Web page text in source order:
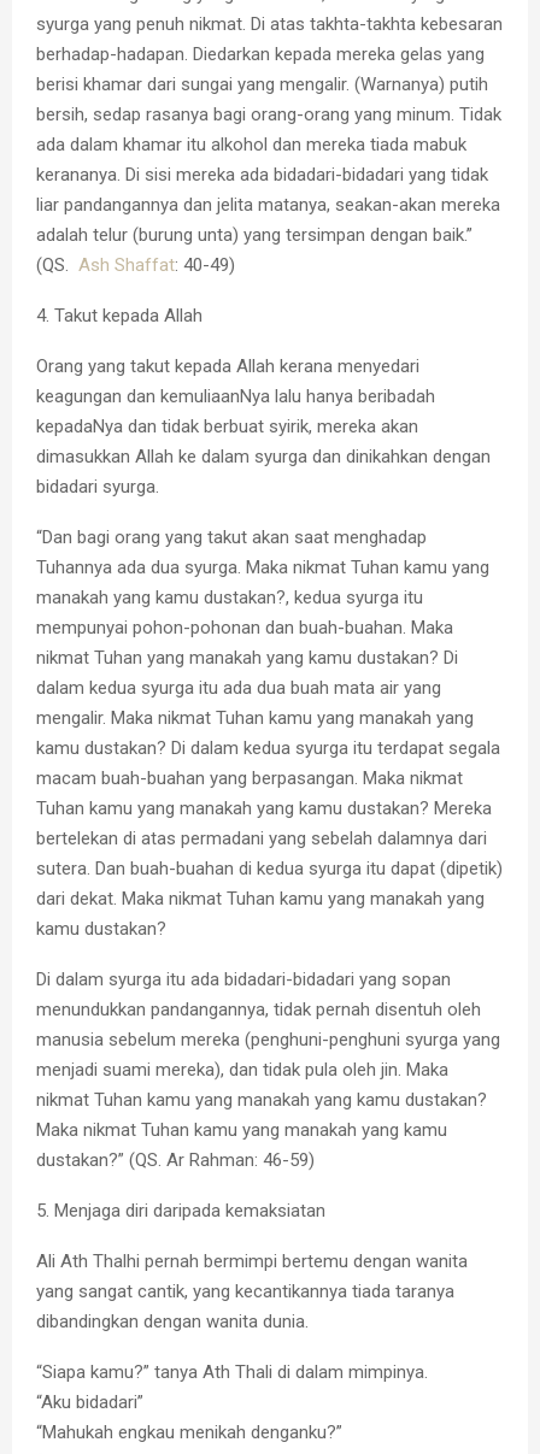
syurga yang penuh nikmat. Di atas takhta-takhta kebesaran
berhadap-hadapan. Diedarkan kepada mereka gelas yang
berisi khamar dari sungai yang mengalir. (Warnanya) putih
bersih, sedap rasanya bagi orang-orang yang minum. Tidak
ada dalam khamar itu alkohol dan mereka tiada mabuk
kerananya. Di sisi mereka ada bidadari-bidadari yang tidak
liar pandangannya dan jelita matanya, seakan-akan mereka
adalah telur (burung unta) yang tersimpan dengan baik.”
(QS.
Ash Shaffat: 40-49)
4. Takut kepada Allah
Orang yang takut kepada Allah kerana menyedari
keagungan dan kemuliaanNya lalu hanya beribadah
kepadaNya dan tidak berbuat syirik, mereka akan
dimasukkan Allah ke dalam syurga dan dinikahkan dengan
bidadari syurga.
“Dan bagi orang yang takut akan saat menghadap
Tuhannya ada dua syurga. Maka nikmat Tuhan kamu yang
manakah yang kamu dustakan?, kedua syurga itu
mempunyai pohon-pohonan dan buah-buahan. Maka
nikmat Tuhan yang manakah yang kamu dustakan? Di
dalam kedua syurga itu ada dua buah mata air yang
mengalir. Maka nikmat Tuhan kamu yang manakah yang
kamu dustakan? Di dalam kedua syurga itu terdapat segala
macam buah-buahan yang berpasangan. Maka nikmat
Tuhan kamu yang manakah yang kamu dustakan? Mereka
bertelekan di atas permadani yang sebelah dalamnya dari
sutera. Dan buah-buahan di kedua syurga itu dapat (dipetik)
dari dekat. Maka nikmat Tuhan kamu yang manakah yang
kamu dustakan?
Di dalam syurga itu ada bidadari-bidadari yang sopan
menundukkan pandangannya, tidak pernah disentuh oleh
manusia sebelum mereka (penghuni-penghuni syurga yang
menjadi suami mereka), dan tidak pula oleh jin. Maka
nikmat Tuhan kamu yang manakah yang kamu dustakan?
Maka nikmat Tuhan kamu yang manakah yang kamu
dustakan?” (QS. Ar Rahman: 46-59)
5. Menjaga diri daripada kemaksiatan
Ali Ath Thalhi pernah bermimpi bertemu dengan wanita
yang sangat cantik, yang kecantikannya tiada taranya
dibandingkan dengan wanita dunia.
“Siapa kamu?” tanya Ath Thali di dalam mimpinya.
“Aku bidadari”
“Mahukah engkau menikah denganku?”